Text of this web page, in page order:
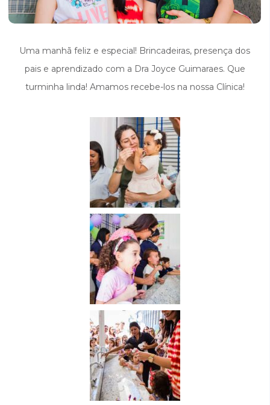
Uma manhã feliz e especial! Brincadeiras, presença dos
pais e aprendizado com a Dra Joyce Guimaraes. Que
turminha linda! Amamos recebe-los na nossa Clínica!